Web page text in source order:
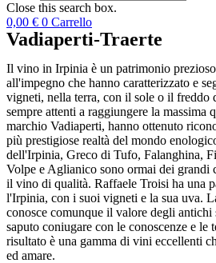
Close this search box.
0,00 € 0 Carrello
Vadiaperti-Traerte
Il vino in Irpinia è un patrimonio
all'impegno che hanno caratterizzato e
vigneti, nella terra, con il sole o il freddo
sempre attenti a raggiungere la massima
marchio Vadiaperti, hanno ottenuto
più prestigiose realtà del mondo
dell'Irpinia, Greco di Tufo, Falanghina,
Volpe e Aglianico sono ormai dei grandi
il vino di qualità. Raffaele Troisi ha una
l'Irpinia, con i suoi vigneti e la sua uva.
conosce comunque il valore degli antichi
saputo coniugare con le conoscenze e le
risultato è una gamma di vini eccellenti
ed amare.